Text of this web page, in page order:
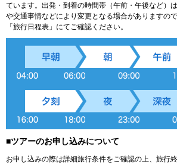
ています。出発・到着の時間帯（午前・午後など）
や交通事情などにより変更となる場合がありますの
「旅行日程表」にてご確認ください。
■ツアーのお申し込みについて
お申し込みの際は詳細旅行条件をご確認の上、旅行